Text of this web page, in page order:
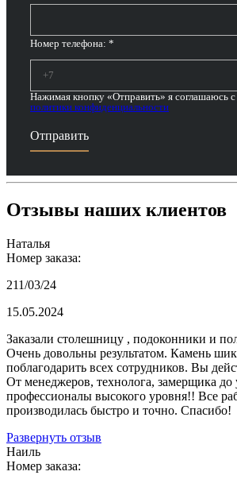
Номер телефона: *
Нажимая кнопку «Отправить» я соглашаюсь
политики конфиденциальности
Отправить
Отзывы наших клиентов
Наталья
Номер заказа:
211/03/24
15.05.2024
Заказали столешницу , подоконники и
Очень довольны результатом. Камень
поблагодарить всех сотрудников. Вы
От менеджеров, технолога, замерщика до
профессионалы высокого уровня!! Все
производилась быстро и точно. Спасибо!
Развернуть отзыв
Наиль
Номер заказа: